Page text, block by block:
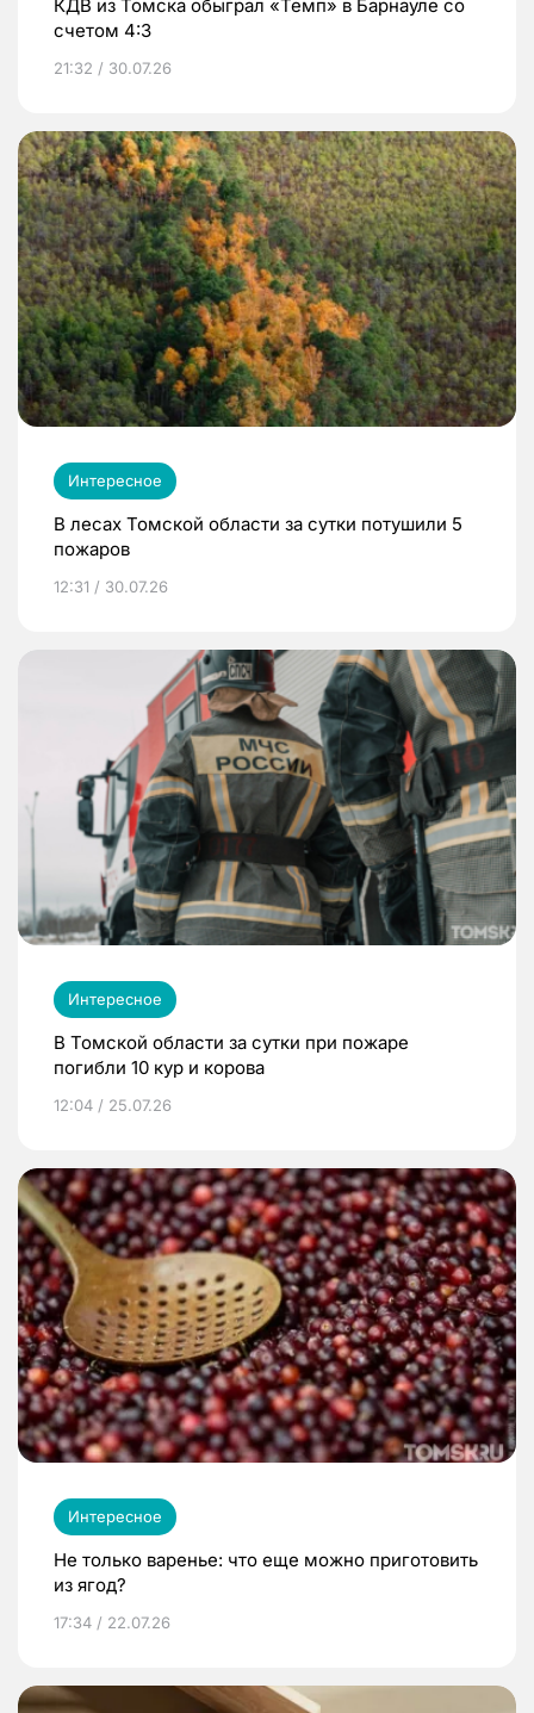
КДВ из Томска обыграл «Темп» в Барнауле со
счетом 4:3
21:32 / 30.07.26
Интересное
В лесах Томской области за сутки потушили 5
пожаров
12:31 / 30.07.26
Интересное
В Томской области за сутки при пожаре
погибли 10 кур и корова
12:04 / 25.07.26
Интересное
Не только варенье: что еще можно приготовить
из ягод?
17:34 / 22.07.26